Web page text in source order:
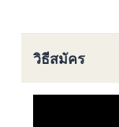
วิธีสมัคร